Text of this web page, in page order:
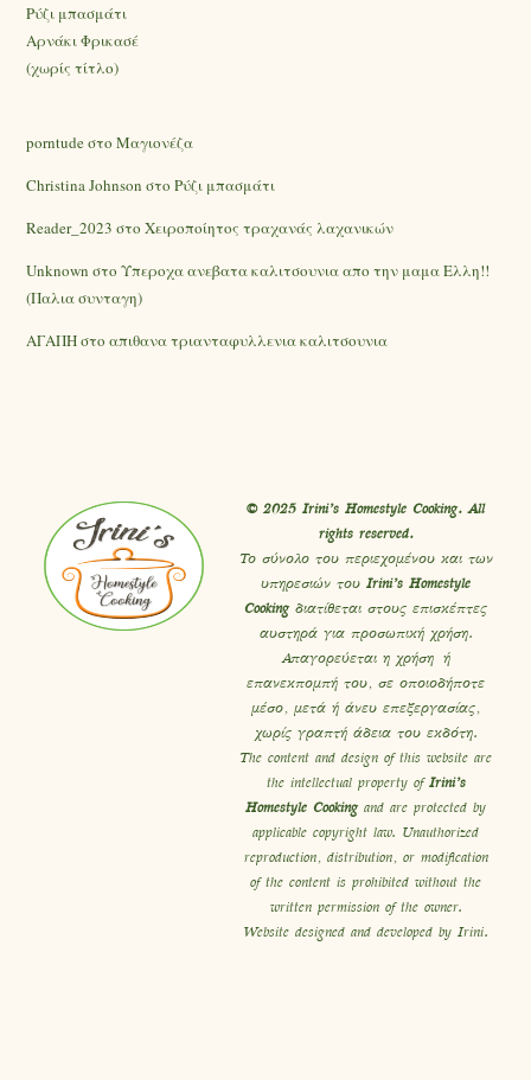
Ρύζι μπασμάτι
Αρνάκι Φρικασέ
(χωρίς τίτλο)
porntudeστοMαγιονέζα
Christina Johnson στοΡύζι μπασμάτι
Reader_2023 στοΧειροποίητος τραχανάς λαχανικών
Unknown στοΥπεροχα ανεβατα καλιτσουνια απο την μαμα Ελλη!!
(Παλια συνταγη)
ΑΓΑΠΗστοαπιθανα τριανταφυλλενια καλιτσουνια
© 2025 Irini’s Homestyle Cooking. All
rights reserved.
Το σύνολο του περιεχομένου και των
υπηρεσιών τουIrini’s Homestyle
Cookingδιατίθεται στους επισκέπτες
αυστηρά για προσωπική χρήση.
Απαγορεύεται η χρήση ή
επανεκπομπή του, σε οποιοδήποτε
μέσο, μετά ή άνευ επεξεργασίας,
χωρίς γραπτή άδεια του εκδότη.
The content and design of this website are
the intellectual property ofIrini’s
Homestyle Cookingand are protected by
applicable copyright law. Unauthorized
reproduction, distribution, or modification
of the content is prohibited without the
written permission of the owner.
Website designed and developed by Irini.